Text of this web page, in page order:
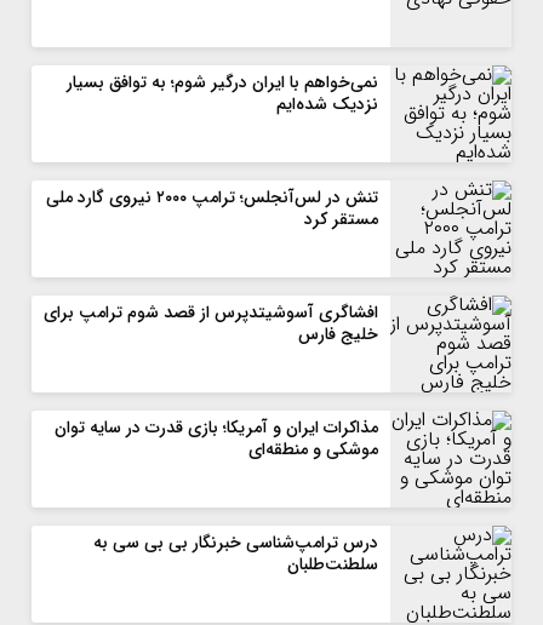
نمی‌خواهم با ایران درگیر شوم؛ به توافق بسیار
نزدیک شده‌ایم
تنش در لس‌آنجلس؛ ترامپ ۲۰۰۰ نیروی گارد ملی
مستقر کرد
افشاگری آسوشیتدپرس از قصد شوم ترامپ برای
خلیج فارس
مذاکرات ایران و آمریکا؛ بازی قدرت در سایه توان
موشکی و منطقه‌ای
درس ترامپ‌شناسی خبرنگار بی بی سی به
سلطنت‌طلبان